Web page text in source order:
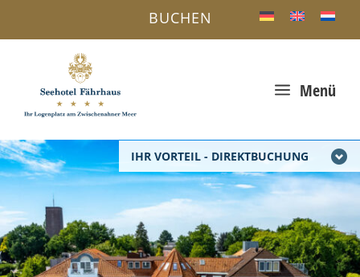
IHR VORTEIL - DIREKTBUCHUNG
a Menü
BUCHEN